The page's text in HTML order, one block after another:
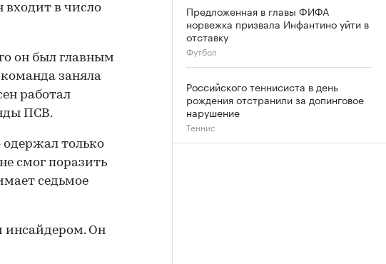
входит в число
он был главным
заняла
работал
ПСВ.
одержал только
смог поразить
седьмое
Он
Предложенная в главы ФИФА
норвежка призвала Инфантино уйти в
отставку
Футбол
Российского теннисиста в день
рождения отстранили за допинговое
нарушение
Теннис